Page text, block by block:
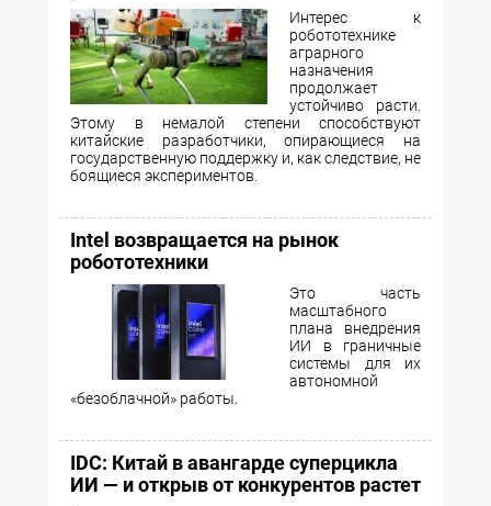
Интерес к
робототехнике
аграрного
назначения
продолжает
устойчиво расти.
Этому в немалой степени способствуют
китайские разработчики, опирающиеся на
государственную поддержку и, как следствие, не
боящиеся экспериментов.
Intel возвращается на рынок
робототехники
Это часть
масштабного
плана внедрения
ИИ в граничные
системы для их
автономной
«безоблачной» работы.
IDC: Китай в авангарде суперцикла
ИИ — и открыв от конкурентов растет